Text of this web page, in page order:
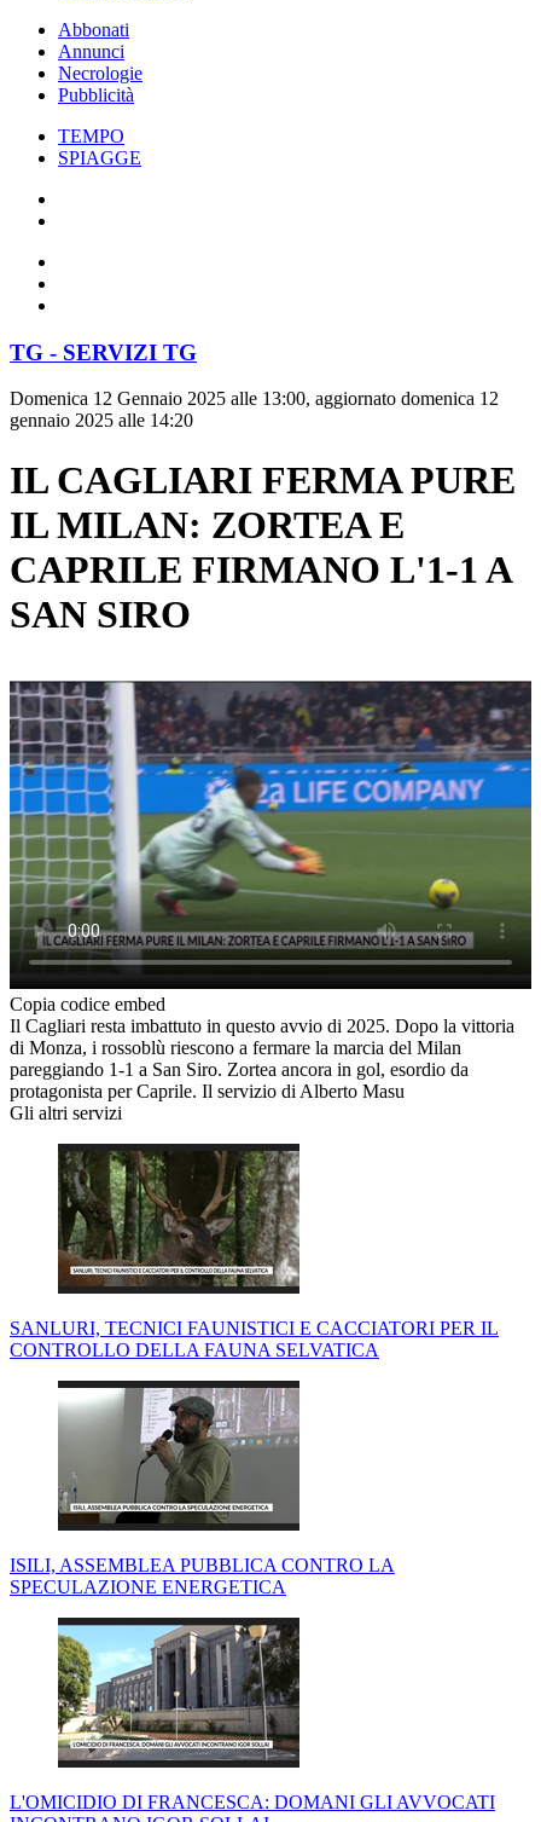
Abbonati
Annunci
Necrologie
Pubblicità
TEMPO
SPIAGGE
TG - SERVIZI TG
Domenica 12 Gennaio 2025 alle 13:00, aggiornato domenica 12
gennaio 2025 alle 14:20
IL CAGLIARI FERMA PURE
IL MILAN: ZORTEA E
CAPRILE FIRMANO L'1-1 A
SAN SIRO
Copia codice embed
Il Cagliari resta imbattuto in questo avvio di 2025. Dopo la vittoria
di Monza, i rossoblù riescono a fermare la marcia del Milan
pareggiando 1-1 a San Siro. Zortea ancora in gol, esordio da
protagonista per Caprile. Il servizio di Alberto Masu
Gli altri servizi
SANLURI, TECNICI FAUNISTICI E CACCIATORI PER IL
CONTROLLO DELLA FAUNA SELVATICA
ISILI, ASSEMBLEA PUBBLICA CONTRO LA
SPECULAZIONE ENERGETICA
L'OMICIDIO DI FRANCESCA: DOMANI GLI AVVOCATI